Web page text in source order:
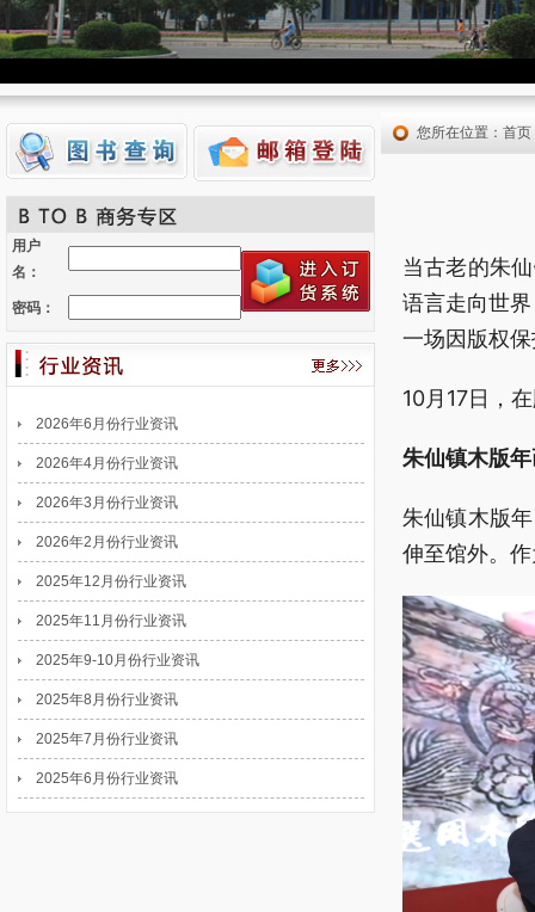
用户
名：
密码：
2026年6月份行业资讯
2026年4月份行业资讯
2026年3月份行业资讯
2026年2月份行业资讯
2025年12月份行业资讯
2025年11月份行业资讯
2025年9-10月份行业资讯
2025年8月份行业资讯
2025年7月份行业资讯
2025年6月份行业资讯
您所在位置： 首页
当古老的朱
语言走向世
一场因版权
10月17日，
朱仙镇木版
朱仙镇木版
伸至馆外。